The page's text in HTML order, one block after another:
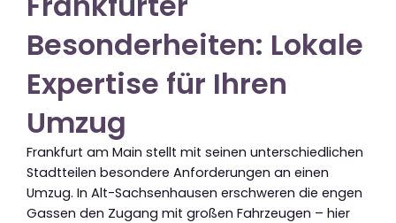
Besonderheiten: Lokale
Expertise für Ihren
Umzug
Frankfurt am Main stellt mit seinen unterschiedlichen
Stadtteilen besondere Anforderungen an einen
Umzug. In Alt-Sachsenhausen erschweren die engen
Gassen den Zugang mit großen Fahrzeugen – hier